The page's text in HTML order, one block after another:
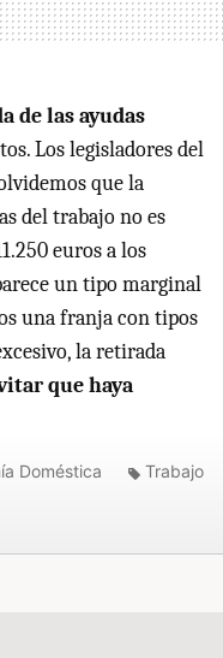
de las ayudas
Los legisladores del
que la
del trabajo no es
euros a los
un tipo marginal
una franja con tipos
la retirada
que haya
Doméstica Trabajo